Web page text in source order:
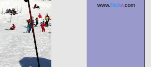
www.flickr.com